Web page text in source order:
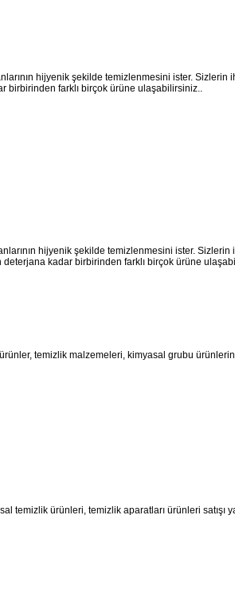
hijyenik şekilde temizlenmesini ister. Sizlerin
birbirinden farklı birçok ürüne ulaşabilirsiniz..
hijyenik şekilde temizlenmesini ister.
deterjana kadar birbirinden farklı birçok ürüne
temizlik malzemeleri, kimyasal grubu ürünlerin
ürünleri, temizlik aparatları ürünleri satışı